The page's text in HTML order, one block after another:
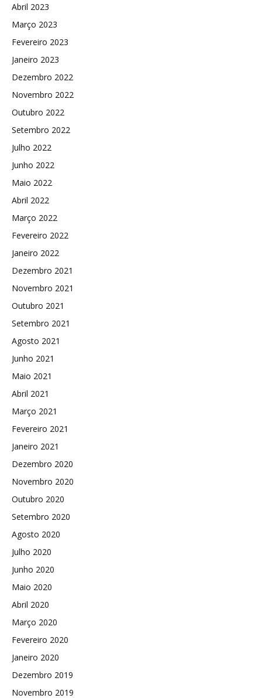
Abril 2023
Março 2023
Fevereiro 2023
Janeiro 2023
Dezembro 2022
Novembro 2022
Outubro 2022
Setembro 2022
Julho 2022
Junho 2022
Maio 2022
Abril 2022
Março 2022
Fevereiro 2022
Janeiro 2022
Dezembro 2021
Novembro 2021
Outubro 2021
Setembro 2021
Agosto 2021
Junho 2021
Maio 2021
Abril 2021
Março 2021
Fevereiro 2021
Janeiro 2021
Dezembro 2020
Novembro 2020
Outubro 2020
Setembro 2020
Agosto 2020
Julho 2020
Junho 2020
Maio 2020
Abril 2020
Março 2020
Fevereiro 2020
Janeiro 2020
Dezembro 2019
Novembro 2019